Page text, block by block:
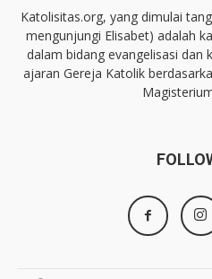
Katolisitas.org, yang dimulai
mengunjungi Elisabet) adalah
dalam bidang evangelisasi dan
ajaran Gereja Katolik